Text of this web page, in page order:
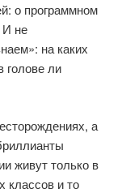
о программном
И не
на каких
голове ли
а
живут только в
классов и то